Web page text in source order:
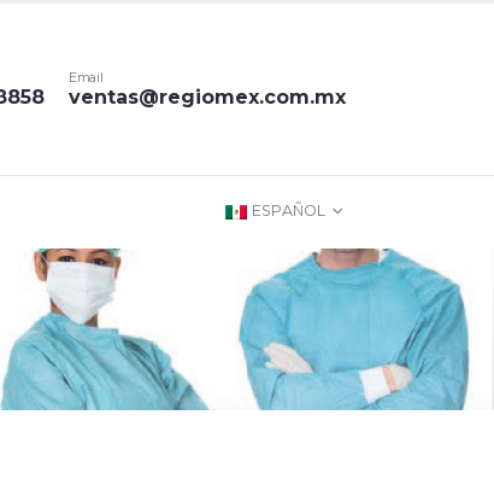
Email
ventas@regiomex.com.mx
ESPAÑOL